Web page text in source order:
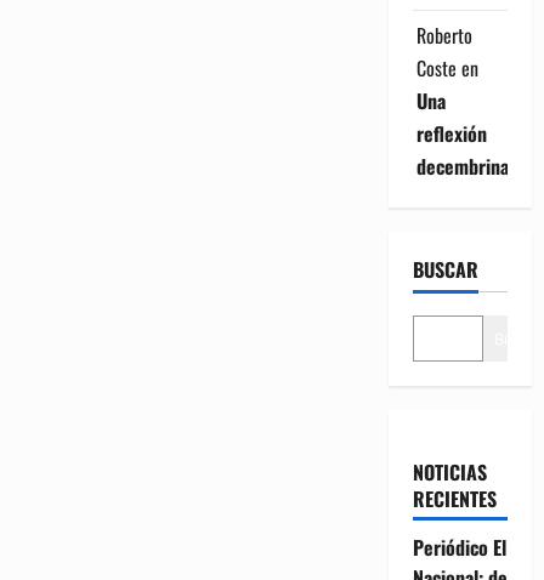
Roberto
Coste en
Una
reflexión
decembrina
BUSCAR
NOTICIAS
RECIENTES
Periódico El